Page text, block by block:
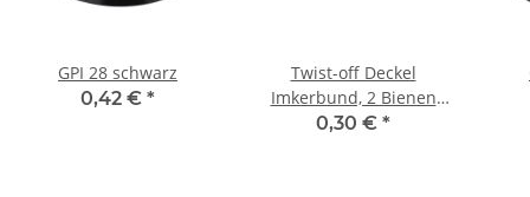
GPI 28 schwarz
0,42 € *
Twist-off Deckel
Imkerbund, 2 Bienen
Ø82 mm
0,30 € *